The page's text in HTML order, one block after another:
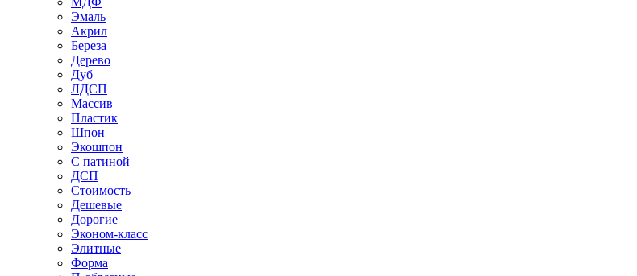
Эмаль
Акрил
Береза
Дерево
Дуб
ЛДСП
Массив
Пластик
Шпон
Экошпон
С патиной
ДСП
Стоимость
Дешевые
Дорогие
Эконом-класс
Элитные
Форма